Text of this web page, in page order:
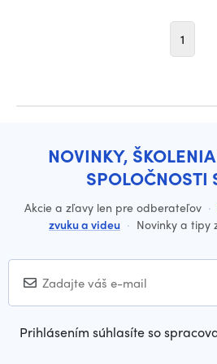
1
NOVINKY,
SPOLOČNOSTI
Akcie a zľavy len pre odberateľov ·
zvuku a videu · Novinky a tipy
Prihlásením súhlasíte so